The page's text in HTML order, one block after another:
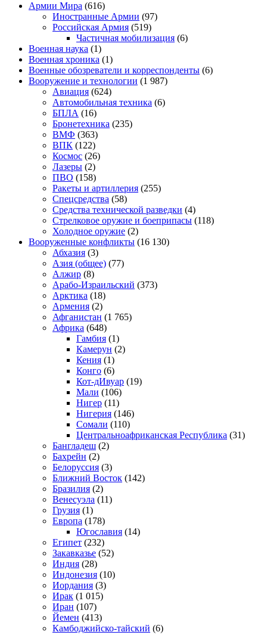
Армии Мира (616)
Иностранные Армии (97)
Российская Армия (519)
Частичная мобилизация (6)
Военная наука (1)
Военная хроника (1)
Военные обозреватели и корреспонденты (6)
Вооружение и технологии (1 987)
Авиация (624)
Автомобильная техника (6)
БПЛА (16)
Бронетехника (235)
ВМФ (363)
ВПК (122)
Космос (26)
Лазеры (2)
ПВО (158)
Ракеты и артиллерия (255)
Спецсредства (58)
Средства технической разведки (4)
Стрелковое оружие и боеприпасы (118)
Холодное оружие (2)
Вооруженные конфликты (16 130)
Абхазия (3)
Азия (общее) (77)
Алжир (8)
Арабо-Израильский (373)
Арктика (18)
Армения (2)
Афганистан (1 765)
Африка (648)
Гамбия (1)
Камерун (2)
Кения (1)
Конго (6)
Кот-дИвуар (19)
Мали (106)
Нигер (11)
Нигерия (146)
Сомали (110)
Центральноафриканская Республика (31)
Бангладеш (2)
Бахрейн (2)
Белоруссия (3)
Ближний Восток (142)
Бразилия (2)
Венесуэла (11)
Грузия (1)
Европа (178)
Югославия (14)
Египет (232)
Закавказье (52)
Индия (28)
Индонезия (10)
Иордания (3)
Ирак (1 015)
Иран (107)
Йемен (413)
Камбоджийско-тайский (6)